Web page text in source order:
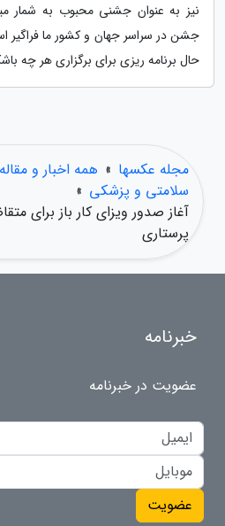
نیز به عنوان جشنی محبوب به شمار
جشن در سراسر جهان و کشور ما فراگیر
حال برنامه ریزی برای برگزاری هر چه
مجله عکسها » همه اخبار و
سلامتی و پزشکی »
آغاز صدور ویزای کار باز برای
پرستاری
خبرنامه
عضویت در خبرنامه
عضویت